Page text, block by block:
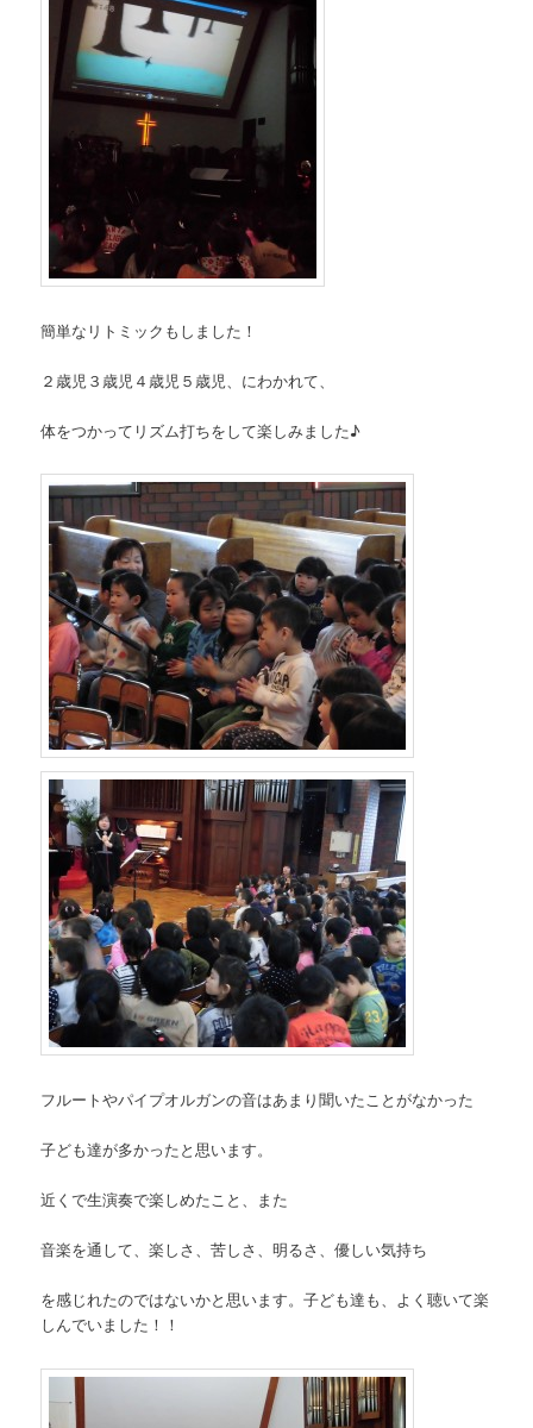
簡単なリトミックもしました！
２歳児３歳児４歳児５歳児、にわかれて、
体をつかってリズム打ちをして楽しみました♪
フルートやパイプオルガンの音はあまり聞いたことがなかった
子ども達が多かったと思います。
近くで生演奏で楽しめたこと、また
音楽を通して、楽しさ、苦しさ、明るさ、優しい気持ち
を感じれたのではないかと思います。子ども達も、よく聴いて楽
しんでいました！！